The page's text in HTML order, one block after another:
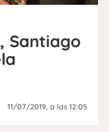
Santiago
11/07/2019 , a las 12:05